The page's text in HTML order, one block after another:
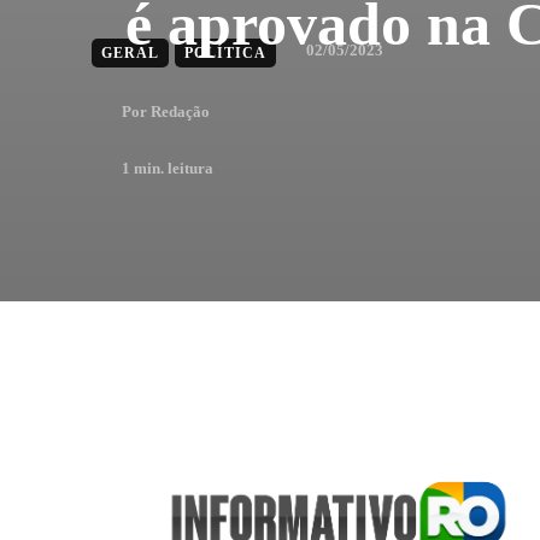
é aprovado na
GERAL POLÍTICA 02/05/2023
Por Redação
1 min. leitura